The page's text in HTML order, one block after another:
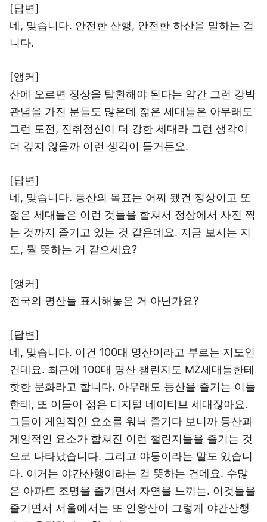
[답변]
네, 맞습니다. 안전한 산행, 안전한 하산을 말하는 겁
니다.
[앵커]
산에 오르면 정상을 탈환해야 된다는 약간 그런 강박
관념을 가진 분들도 많은데 젊은 세대들은 아무래도
그런 도전, 진취정신이 더 강한 세대라 그런 생각이
더 깊지 않을까 이런 생각이 들거든요.
[답변]
네, 맞습니다. 등산의 목표는 어찌 됐건 정상이고 또
젊은 세대들은 이런 것들을 합쳐서 정상에서 사진 찍
는 것까지 즐기고 있는 것 같은데요. 지금 보시는 지
도, 뭘 뜻하는 거 같으세요?
[앵커]
전국의 명산들 표시해놓은 거 아닌가요?
[답변]
네, 맞습니다. 이건 100대 명산이라고 부르는 지도인
건데요. 최근에 100대 명산 챌린지도 MZ세대들한테
핫한 문화라고 합니다. 아무래도 등산을 즐기는 이들
한테, 또 이들이 젊은 디지털 네이티브 세대잖아요.
그들이 게임적인 요소를 워낙 즐기다 보니까 등산과
게임적인 요소가 합쳐진 이런 챌린지들을 즐기는 것
으로 나타났습니다. 그리고 야등이라는 말도 있습니
다. 이거는 야간산행이라는 걸 뜻하는 건데요. 수많
은 아파트 조명을 즐기면서 자연을 느끼는. 이것들을
즐기면서 서울에서는 또 인왕산이 그렇게 야간산행